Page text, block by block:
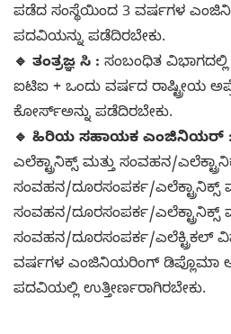
ಪಡೆದ ಸಂಸ್ಥೆಯಿಂದ 3 ವರ್ಷಗಳ
ಪದವಿಯನ್ನು ಪಡೆದಿರಬೇಕು.
🔹 ತಂತ್ರಜ್ಞ ಸಿ : ಸಂಬಂಧಿತ
ಐಟಿಐ + ಒಂದು ವರ್ಷದ ರಾಷ್ಟ್ರೀಯ
ಕೋರ್ಸ್ಅನ್ನು ಪಡೆದಿರಬೇಕು.
🔹 ಹಿರಿಯ ಸಹಾಯಕ ಎಂಜಿನಿಯರ್ :
ಎಲೆಕ್ಟ್ರಾನಿಕ್ಸ್ ಮತ್ತು ಸಂವಹನ/
ಸಂವಹನ/ದೂರಸಂಪರ್ಕ/ಎಲೆಕ್ಟ್ರಾನಿಕ್ಸ್
ಸಂವಹನ/ದೂರಸಂಪರ್ಕ/ಎಲೆಕ್ಟ್ರಾನಿಕ್ಸ್
ಸಂವಹನ/ದೂರಸಂಪರ್ಕ/ಎಲೆಕ್ಟ್ರಿಕಲ್
ವರ್ಷಗಳ ಎಂಜಿನಿಯರಿಂಗ್ ಡಿಪ್ಲೊಮಾ
ಪದವಿಯಲ್ಲಿ ಉತ್ತೀರ್ಣರಾಗಿರಬೇಕು.